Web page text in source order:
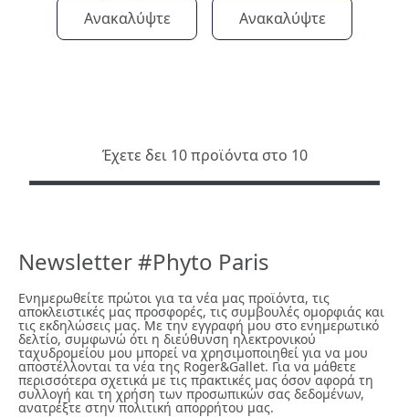
Ανακαλύψτε Ανακαλύψτε
Έχετε δει 10 προϊόντα στο 10
Newsletter #Phyto Paris
Ενημερωθείτε πρώτοι για τα νέα μας προϊόντα, τις
αποκλειστικές μας προσφορές, τις συμβουλές ομορφιάς και
τις εκδηλώσεις μας. Με την εγγραφή μου στο ενημερωτικό
δελτίο, συμφωνώ ότι η διεύθυνση ηλεκτρονικού
ταχυδρομείου μου μπορεί να χρησιμοποιηθεί για να μου
αποστέλλονται τα νέα της Roger&Gallet. Για να μάθετε
περισσότερα σχετικά με τις πρακτικές μας όσον αφορά τη
συλλογή και τη χρήση των προσωπικών σας δεδομένων,
ανατρέξτε στην πολιτική απορρήτου μας.